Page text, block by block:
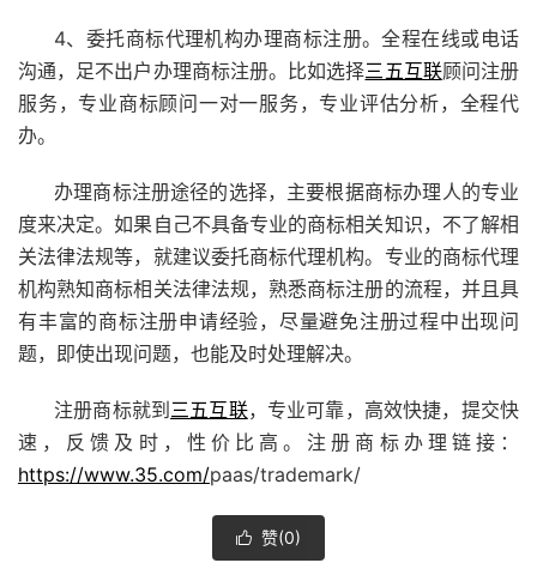
4、委托商标代理机构办理商标注册。全程在线或电话
沟通，足不出户办理商标注册。比如选择三五互联顾问注册
服务，专业商标顾问一对一服务，专业评估分析，全程代
办。
办理商标注册途径的选择，主要根据商标办理人的专业
度来决定。如果自己不具备专业的商标相关知识，不了解相
关法律法规等，就建议委托商标代理机构。专业的商标代理
机构熟知商标相关法律法规，熟悉商标注册的流程，并且具
有丰富的商标注册申请经验，尽量避免注册过程中出现问
题，即使出现问题，也能及时处理解决。
注册商标就到 三五互联，专业可靠，高效快捷，提交快
速，反馈及时，性价比高。注册商标办理链接：
https://www.35.com/paas/trademark/
 赞(0)